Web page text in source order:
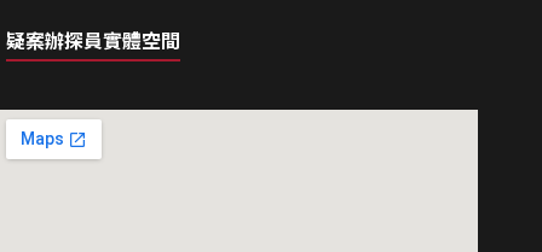
疑案辦探員實體空間